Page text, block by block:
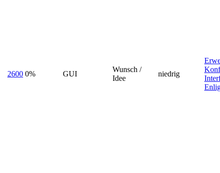
2600 0% GUI
Wunsch /
Idee
niedrig